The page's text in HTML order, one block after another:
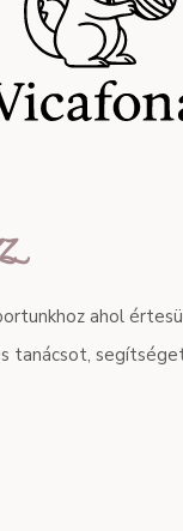
ahol
tanácsot,